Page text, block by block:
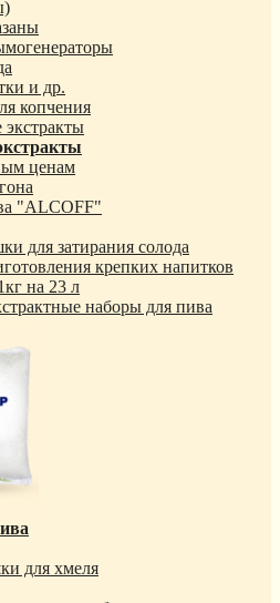
и др.
копчения
ценам
"ALCOFF"
для затирания солода
крепких напитков
на 23 л
наборы для пива
для хмеля